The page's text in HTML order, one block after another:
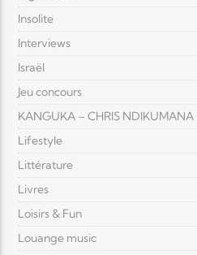
Insolite
Interviews
Israël
Jeu concours
KANGUKA – CHRIS NDIKUMANA
Lifestyle
Littérature
Livres
Loisirs & Fun
Louange music